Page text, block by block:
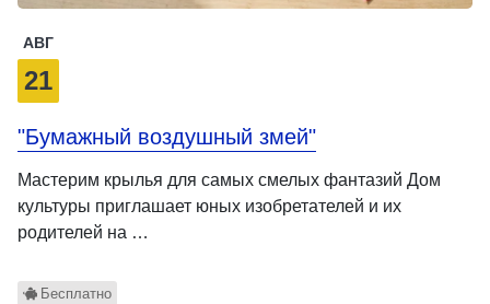
АВГ
21
"Бумажный воздушный змей"
Мастерим крылья для самых смелых фантазий Дом
культуры приглашает юных изобретателей и их
родителей на …
Бесплатно